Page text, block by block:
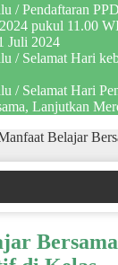
/ Pendaftaran
pukul 11.00
Juli 2024
/ Selamat Hari
/ Selamat Hari
Lanjutkan
Belajar